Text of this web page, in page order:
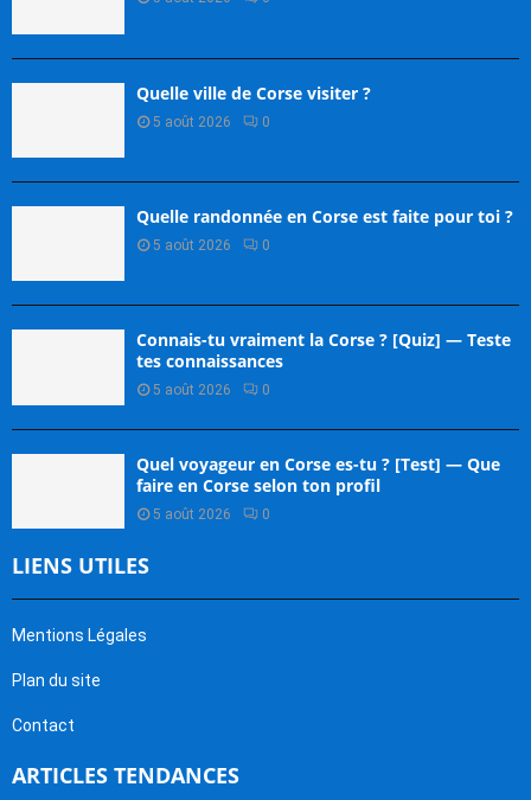
Quelle ville de Corse visiter ?
5 août 2026 0
Quelle randonnée en Corse est faite pour toi ?
5 août 2026 0
Connais-tu vraiment la Corse ? [Quiz] — Teste
tes connaissances
5 août 2026 0
Quel voyageur en Corse es-tu ? [Test] — Que
faire en Corse selon ton profil
5 août 2026 0
LIENS UTILES
Mentions Légales
Plan du site
Contact
ARTICLES TENDANCES